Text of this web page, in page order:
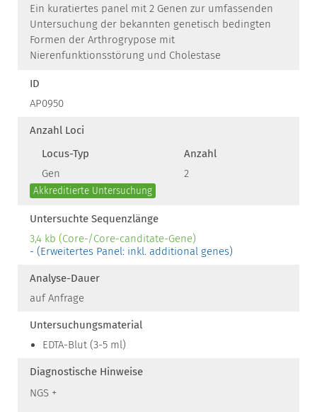
Ein kuratiertes panel mit 2 Genen zur umfassenden
Untersuchung der bekannten genetisch bedingten
Formen der Arthrogrypose mit
Nierenfunktionsstörung und Cholestase
ID
AP0950
Anzahl Loci
Locus-Typ
Anzahl
Gen
2
Akkreditierte Untersuchung
Untersuchte Sequenzlänge
3,4 kb (Core-/Core-canditate-Gene)
- (Erweitertes Panel: inkl. additional genes)
Analyse-Dauer
auf Anfrage
Untersuchungsmaterial
EDTA-Blut (3-5 ml)
Diagnostische Hinweise
NGS +